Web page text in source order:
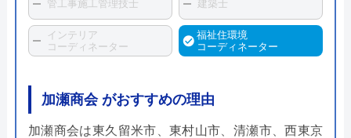
管工事施工管理技士 建築士
インテリア
コーディネーター
福祉住環境
コーディネーター
加瀬商会 がおすすめの理由
加瀬商会は東久留米市、東村山市、清瀬市、西東京